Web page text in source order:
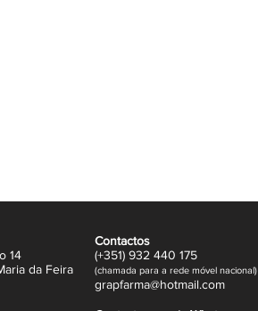
Contactos
(+351) 932 440 175
(chamada para a rede móvel nacional)
grapfarma@hotmail.com
14
da Feira